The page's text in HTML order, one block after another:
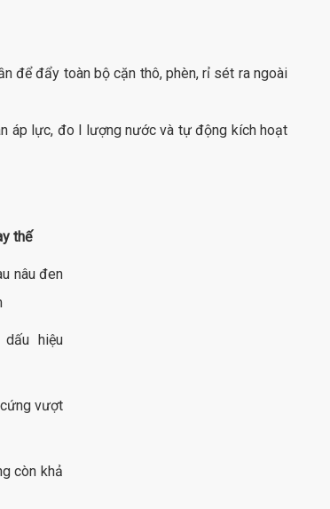
để đẩy toàn bộ cặn thô, phèn, rỉ sét ra ngoài
áp lực, đo l lượng nước và tự động kích hoạt
thế
nâu đen
hiệu
vượt
còn khả